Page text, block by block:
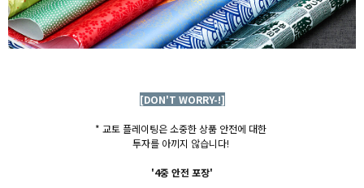
[DON'T WORRY-!]
* 교토 플레이팅은 소중한 상품 안전에 대한
투자를 아끼지 않습니다!
'4중 안전 포장'